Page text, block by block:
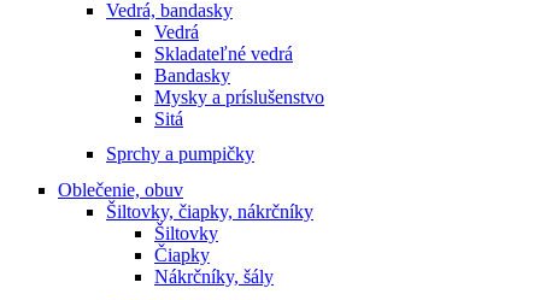
Vedrá, bandasky
Vedrá
Skladateľné vedrá
Bandasky
Mysky a príslušenstvo
Sitá
Sprchy a pumpičky
Oblečenie, obuv
Šiltovky, čiapky, nákrčníky
Šiltovky
Čiapky
Nákrčníky, šály